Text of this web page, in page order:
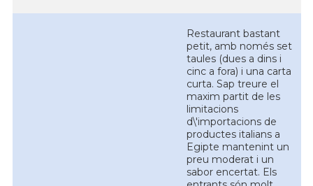
Restaurant bastant
petit, amb només set
taules (dues a dins i
cinc a fora) i una carta
curta. Sap treure el
maxim partit de les
limitacions
d\'importacions de
productes italians a
Egipte mantenint un
preu moderat i un
sabor encertat. Els